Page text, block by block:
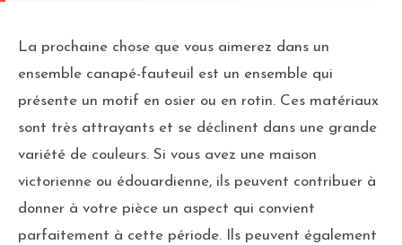
La prochaine chose que vous aimerez dans un
ensemble canapé-fauteuil est un ensemble qui
présente un motif en osier ou en rotin. Ces matériaux
sont très attrayants et se déclinent dans une grande
variété de couleurs. Si vous avez une maison
victorienne ou édouardienne, ils peuvent contribuer à
donner à votre pièce un aspect qui convient
parfaitement à cette période. Ils peuvent également